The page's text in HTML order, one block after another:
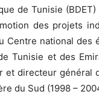
de Tunisie
des projets
Centre national des
Tunisie et des
et directeur général
du Sud (1998 –